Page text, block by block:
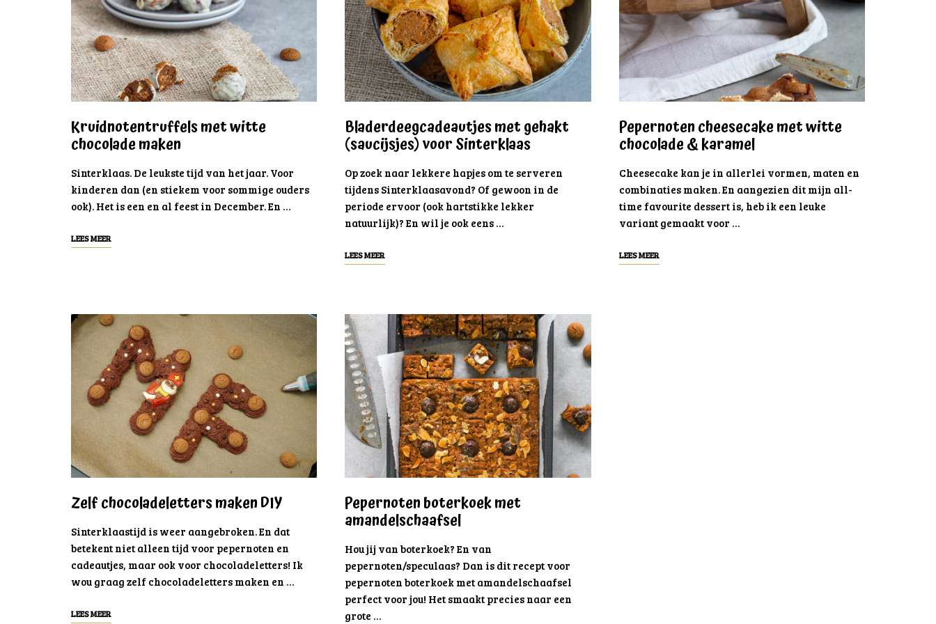
Kruidnotentruffels met witte
chocolade maken
Sinterklaas. De leukste tijd van het jaar. Voor
kinderen dan (en stiekem voor sommige ouders
ook). Het is een en al feest in December. En …
LEES MEER
Bladerdeegcadeautjes met gehakt
(saucijsjes) voor Sinterklaas
Op zoek naar lekkere hapjes om te serveren
tijdens Sinterklaasavond? Of gewoon in de
periode ervoor (ook hartstikke lekker
natuurlijk)? En wil je ook eens …
LEES MEER
Pepernoten cheesecake met witte
chocolade & karamel
Cheesecake kan je in allerlei vormen, maten en
combinaties maken. En aangezien dit mijn all-
time favourite dessert is, heb ik een leuke
variant gemaakt voor …
LEES MEER
Zelf chocoladeletters maken DIY
Sinterklaastijd is weer aangebroken. En dat
betekent niet alleen tijd voor pepernoten en
cadeautjes, maar ook voor chocoladeletters! Ik
wou graag zelf chocoladeletters maken en …
LEES MEER
Pepernoten boterkoek met
amandelschaafsel
Hou jij van boterkoek? En van
pepernoten/speculaas? Dan is dit recept voor
pepernoten boterkoek met amandelschaafsel
perfect voor jou! Het smaakt precies naar een
grote …